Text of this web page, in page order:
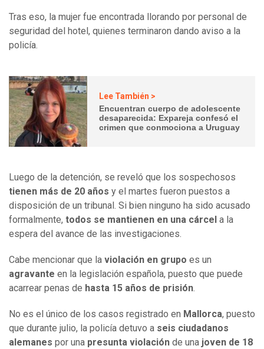
Tras eso, la mujer fue encontrada llorando por personal de
seguridad del hotel, quienes terminaron dando aviso a la
policía.
Lee También >
Encuentran cuerpo de adolescente
desaparecida: Expareja confesó el
crimen que conmociona a Uruguay
Luego de la detención, se reveló que los sospechosos
tienen más de 20 años y el martes fueron puestos a
disposición de un tribunal. Si bien ninguno ha sido acusado
formalmente, todos se mantienen en una cárcel a la
espera del avance de las investigaciones.
Cabe mencionar que la violación en grupo es un
agravante en la legislación española, puesto que puede
acarrear penas de hasta 15 años de prisión.
No es el único de los casos registrado en Mallorca, puesto
que durante julio, la policía detuvo a seis ciudadanos
alemanes por una presunta violación de una joven de 18